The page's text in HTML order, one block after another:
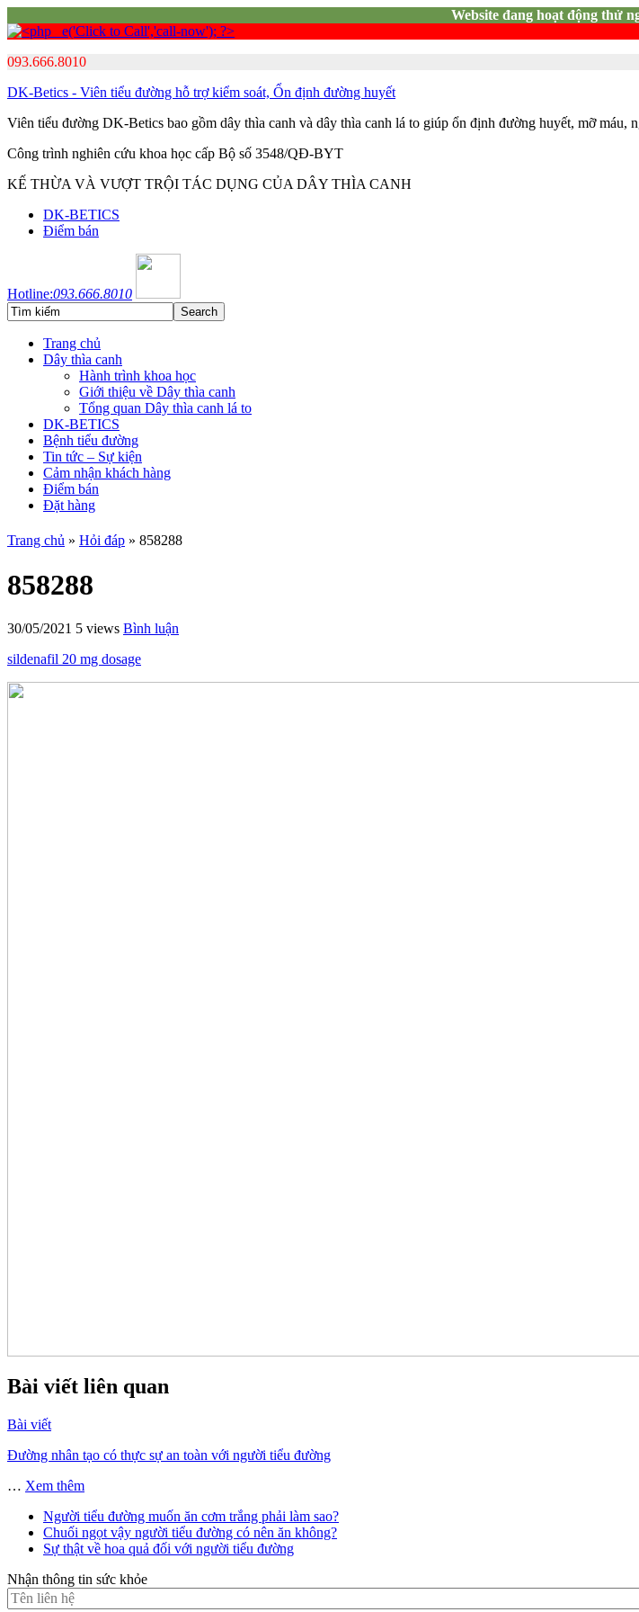
Website đang hoạt động thử
093.666.8010
DK-Betics - Viên tiểu đường hỗ trợ kiểm soát, Ổn định đường huyết
Viên tiểu đường DK-Betics bao gồm dây thìa canh và dây thìa canh lá to giúp ổn định đường huyết, mỡ máu,
Công trình nghiên cứu khoa học cấp Bộ số 3548/QĐ-BYT
KẾ THỪA VÀ VƯỢT TRỘI TÁC DỤNG CỦA DÂY THÌA CANH
DK-BETICS
Điểm bán
Hotline:093.666.8010
Trang chủ
Dây thìa canh
Hành trình khoa học
Giới thiệu về Dây thìa canh
Tổng quan Dây thìa canh lá to
DK-BETICS
Bệnh tiểu đường
Tin tức – Sự kiện
Cảm nhận khách hàng
Điểm bán
Đặt hàng
Trang chủ » Hỏi đáp » 858288
858288
30/05/2021 5 views Bình luận
sildenafil 20 mg dosage
Bài viết liên quan
Bài viết
Đường nhân tạo có thực sự an toàn với người tiểu đường
… Xem thêm
Người tiểu đường muốn ăn cơm trắng phải làm sao?
Chuối ngọt vậy người tiểu đường có nên ăn không?
Sự thật về hoa quả đối với người tiểu đường
Nhận thông tin sức khỏe